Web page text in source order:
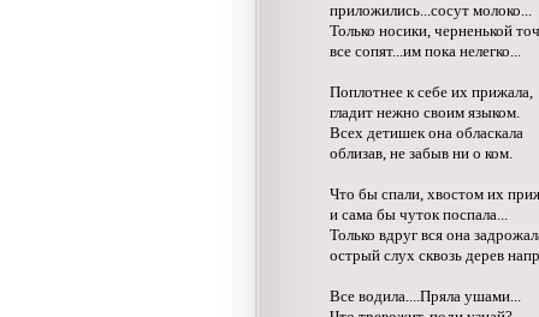
приложились...сосут молоко...
Только носики, черненькой
все сопят...им пока нелегко...
Поплотнее к себе их прижала,
гладит нежно своим языком.
Всех детишек она обласкала
облизав, не забыв ни о ком.
Что бы спали, хвостом их
и сама бы чуток поспала...
Только вдруг вся она
острый слух сквозь дерев
Все водила....Пряла ушами...